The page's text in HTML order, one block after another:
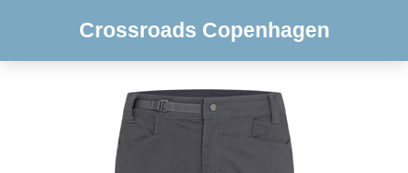
Crossroads Copenhagen